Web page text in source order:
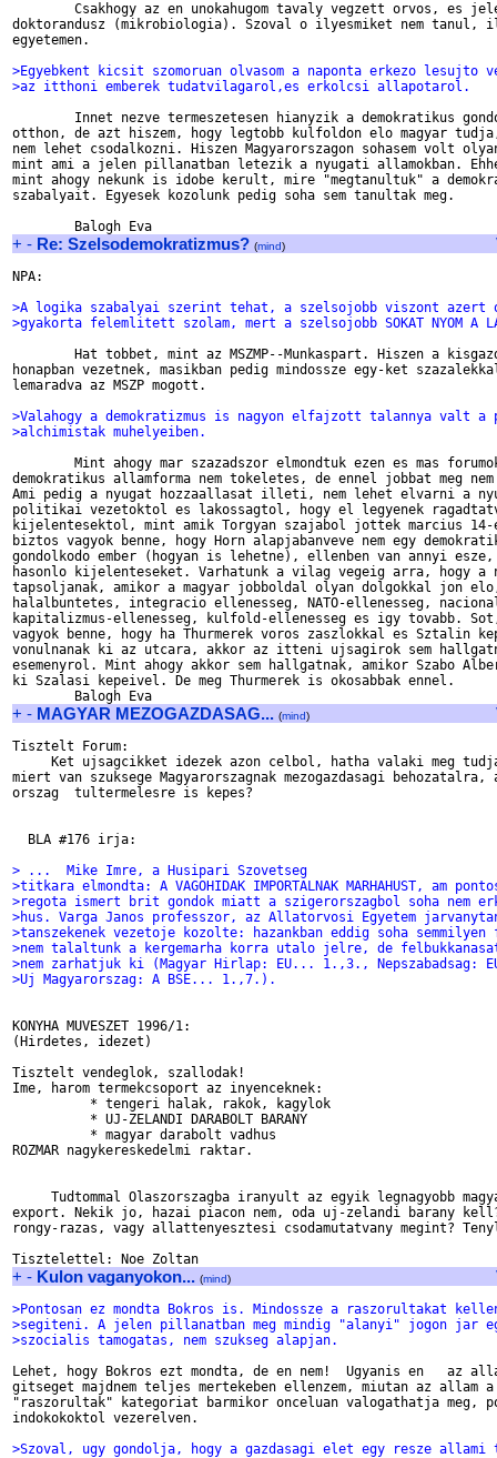
Csakhogy az en unokahugom tavaly vegzett orvos, es
doktorandusz (mikrobiologia). Szoval o ilyesmiket nem
egyetemen.
>Egyebkent kicsit szomoruan olvasom a naponta erkezo lesujto
>az itthoni emberek tudatvilagarol,es erkolcsi allapotarol.
Innet nezve termeszetesen hianyzik a demokratikus
otthon, de azt hiszem, hogy legtobb kulfoldon elo magyar
nem lehet csodalkozni. Hiszen Magyarorszagon sohasem volt
mint ami a jelen pillanatban letezik a nyugati allamokban.
mint ahogy nekunk is idobe kerult, mire "megtanultuk" a
szabalyait. Egyesek kozolunk pedig soha sem tanultak meg.
+ - Re: Szelsodemokratizmus? (mind)
NPA:
>A logika szabalyai szerint tehat, a szelsojobb viszont azert
>gyakorta felemlitett szolam, mert a szelsojobb SOKAT NYOM A
Hat tobbet, mint az MSZMP--Munkaspart. Hiszen a
honapban vezetnek, masikban pedig mindossze egy-ket
lemaradva az MSZP mogott.
>Valahogy a demokratizmus is nagyon elfajzott talannya valt
>alchimistak muhelyeiben.
Mint ahogy mar szazadszor elmondtuk ezen es mas
demokratikus allamforma nem tokeletes, de ennel jobbat meg
Ami pedig a nyugat hozzaallasat illeti, nem lehet elvarni a
politikai vezetoktol es lakossagtol, hogy el legyenek
kijelentesektol, mint amik Torgyan szajabol jottek marcius 14-
biztos vagyok benne, hogy Horn alapjabanveve nem egy
gondolkodo ember (hogyan is lehetne), ellenben van annyi esze,
hasonlo kijelenteseket. Varhatunk a vilag vegeig arra, hogy a
tapsoljanak, amikor a magyar jobboldal olyan dolgokkal jon
halalbuntetes, integracio ellenesseg, NATO-ellenesseg,
kapitalizmus-ellenesseg, kulfold-ellenesseg es igy tovabb.
vagyok benne, hogy ha Thurmerek voros zaszlokkal es Sztalin
vonulnanak ki az utcara, akkor az itteni ujsagirok sem
esemenyrol. Mint ahogy akkor sem hallgatnak, amikor Szabo
ki Szalasi kepeivel. De meg Thurmerek is okosabbak ennel.
+ - MAGYAR MEZOGAZDASAG... (mind)
Tisztelt Forum:
Ket ujsagcikket idezek azon celbol, hatha valaki meg
miert van szuksege Magyarorszagnak mezogazdasagi
orszag  tultermelesre is kepes?
  BLA #176 irja:
> ...  Mike Imre, a Husipari Szovetseg
>titkara elmondta: A VAGOHIDAK IMPORTALNAK MARHAHUST, am
>regota ismert brit gondok miatt a szigerorszagbol soha nem
>hus. Varga Janos professzor, az Allatorvosi Egyetem
>tanszekenek vezetoje kozolte: hazankban eddig soha semmilyen
>nem talaltunk a kergemarha korra utalo jelre, de
>nem zarhatjuk ki (Magyar Hirlap: EU... 1.,3., Nepszabadsag:
>Uj Magyarorszag: A BSE... 1.,7.).
KONYHA MUVESZET 1996/1:
(Hirdetes, idezet)
Tisztelt vendeglok, szallodak!
Ime, harom termekcsoport az inyenceknek:
          * tengeri halak, rakok, kagylok
          * UJ-ZELANDI DARABOLT BARANY
          * magyar darabolt vadhus
ROZMAR nagykereskedelmi raktar.
Tudtommal Olaszorszagba iranyult az egyik legnagyobb
export. Nekik jo, hazai piacon nem, oda uj-zelandi barany
rongy-razas, vagy allattenyesztesi csodamutatvany megint?
+ - Kulon vaganyokon... (mind)
>Pontosan ez mondta Bokros is. Mindossze a raszorultakat
>segiteni. A jelen pillanatban meg mindig "alanyi" jogon jar
>szocialis tamogatas, nem szukseg alapjan.
Lehet, hogy Bokros ezt mondta, de en nem!  Ugyanis en   az
gitseget majdnem teljes mertekeben ellenzem, miutan az
"raszorultak" kategoriat barmikor onceluan valogathatja
indokokoktol vezerelven.
>Szoval, ugy gondolja, hogy a gazdasagi elet egy resze allami